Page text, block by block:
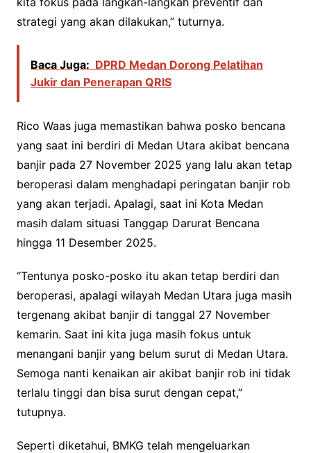
strategi yang akan dilakukan,” tuturnya.
Baca Juga: DPRD Medan Dorong Pelatihan
Jukir dan Penerapan QRIS
Rico Waas juga memastikan bahwa posko bencana
yang saat ini berdiri di Medan Utara akibat bencana
banjir pada 27 November 2025 yang lalu akan tetap
beroperasi dalam menghadapi peringatan banjir rob
yang akan terjadi. Apalagi, saat ini Kota Medan
masih dalam situasi Tanggap Darurat Bencana
hingga 11 Desember 2025.
“Tentunya posko-posko itu akan tetap berdiri dan
beroperasi, apalagi wilayah Medan Utara juga masih
tergenang akibat banjir di tanggal 27 November
kemarin. Saat ini kita juga masih fokus untuk
menangani banjir yang belum surut di Medan Utara.
Semoga nanti kenaikan air akibat banjir rob ini tidak
terlalu tinggi dan bisa surut dengan cepat,”
tutupnya.
Seperti diketahui, BMKG telah mengeluarkan